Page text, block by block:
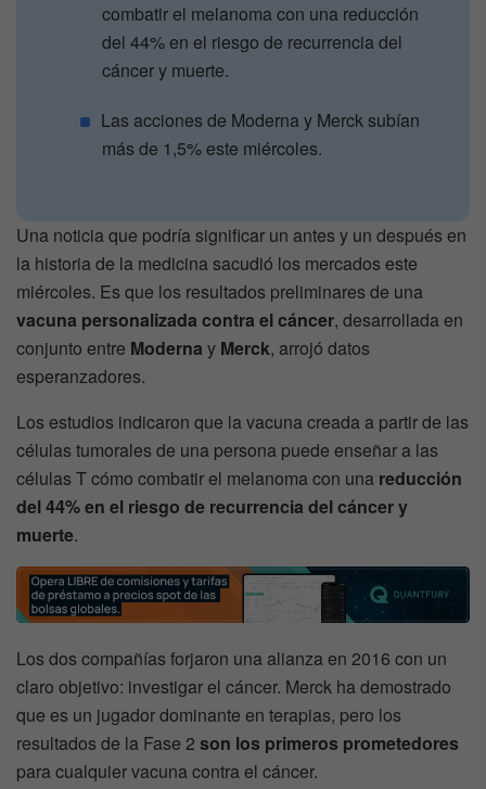
combatir el melanoma con una reducción
del 44% en el riesgo de recurrencia del
cáncer y muerte.
Las acciones de Moderna y Merck subían
más de 1,5% este miércoles.
Una noticia que podría significar un antes y un después en
la historia de la medicina sacudió los mercados este
miércoles. Es que los resultados preliminares de una
vacuna personalizada contra el cáncer, desarrollada en
conjunto entre Moderna y Merck, arrojó datos
esperanzadores.
Los estudios indicaron que la vacuna creada a partir de las
células tumorales de una persona puede enseñar a las
células T cómo combatir el melanoma con una reducción
del 44% en el riesgo de recurrencia del cáncer y
muerte.
Los dos compañías forjaron una alianza en 2016 con un
claro objetivo: investigar el cáncer. Merck ha demostrado
que es un jugador dominante en terapias, pero los
resultados de la Fase 2 son los primeros prometedores
para cualquier vacuna contra el cáncer.